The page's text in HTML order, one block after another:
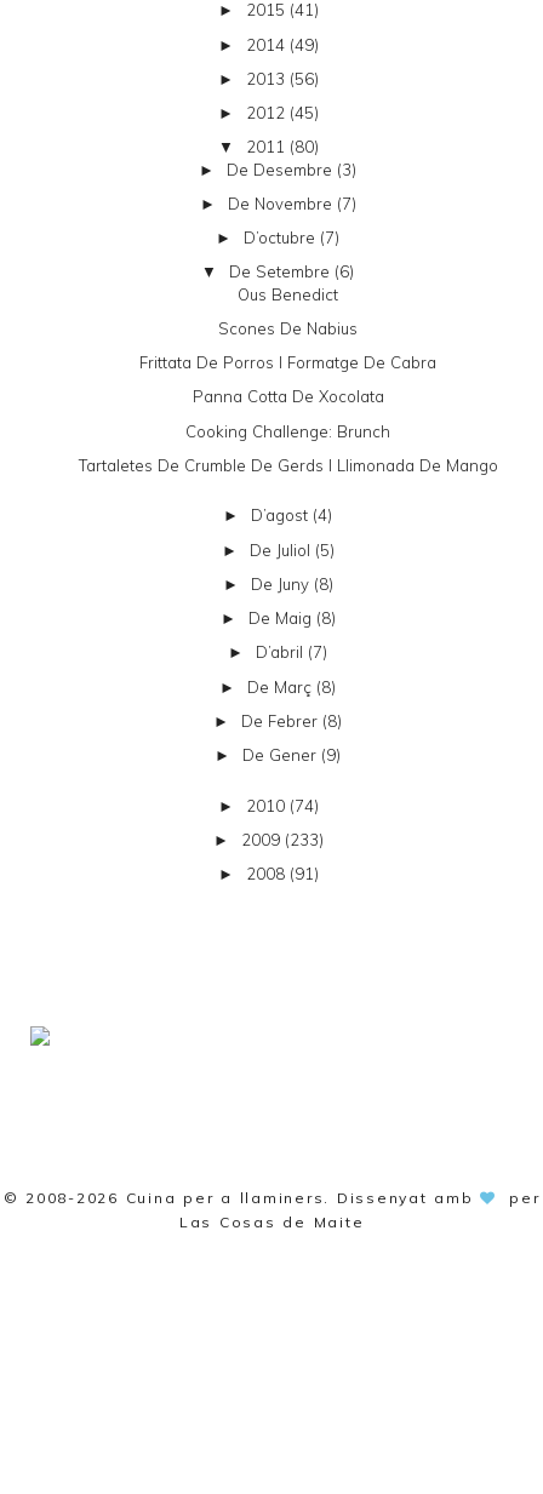
► 2015 (41)
► 2014 (49)
► 2013 (56)
► 2012 (45)
▼ 2011 (80)
► De Desembre (3)
► De Novembre (7)
► D’octubre (7)
▼ De Setembre (6)
Ous Benedict
Scones De Nabius
Frittata De Porros I Formatge De Cabra
Panna Cotta De Xocolata
Cooking Challenge: Brunch
Tartaletes De Crumble De Gerds I Llimonada De Mango
► D’agost (4)
► De Juliol (5)
► De Juny (8)
► De Maig (8)
► D’abril (7)
► De Març (8)
► De Febrer (8)
► De Gener (9)
► 2010 (74)
► 2009 (233)
► 2008 (91)
© 2008-2026 Cuina per a llaminers . Dissenyat amb
per
Las Cosas de Maite